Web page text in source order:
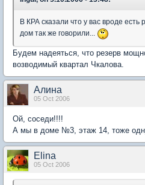
В КРА сказали что у вас вроде
дом так же говорили...
Будем надеяться, что резерв
возводимый квартал Чкалова.
Алина
05 Oct 2006
Ой, соседи!!!!
А мы в доме №3, этаж 14, тоже
Elina
05 Oct 2006